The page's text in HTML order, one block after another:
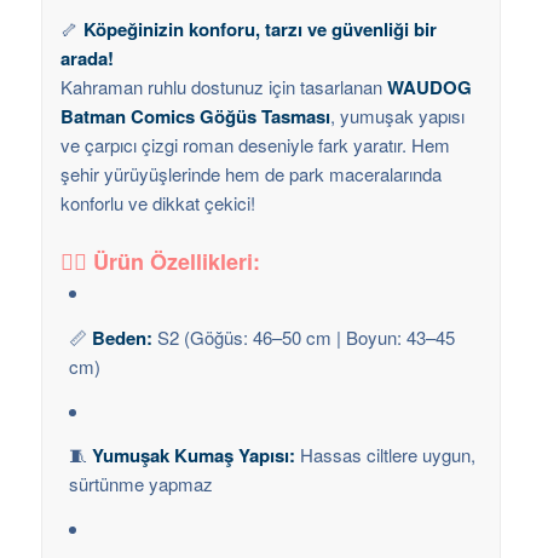
🦴 Köpeğinizin konforu, tarzı ve güvenliği bir
arada!
Kahraman ruhlu dostunuz için tasarlananWAUDOG
Batman Comics Göğüs Tasması, yumuşak yapısı
ve çarpıcı çizgi roman deseniyle fark yaratır. Hem
şehir yürüyüşlerinde hem de park maceralarında
konforlu ve dikkat çekici!
🦸‍♂️ Ürün Özellikleri:
📏 Beden: S2 (Göğüs: 46–50 cm | Boyun: 43–45
cm)
🧵 Yumuşak Kumaş Yapısı: Hassas ciltlere uygun,
sürtünme yapmaz